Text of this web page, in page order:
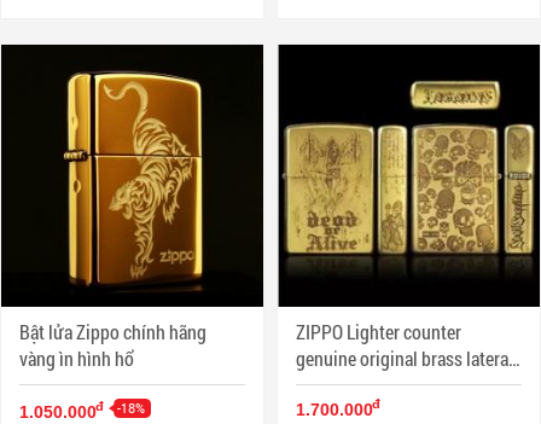
Bật lửa Zippo chính hãng
vàng ìn hình hổ
1.050.000đ -18%
ZIPPO Lighter counter
genuine original brass lateral
skull danger signs
1.700.000đ